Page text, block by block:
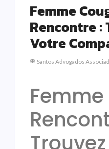
Femme
Rencontre :
Votre
Santos Advogados